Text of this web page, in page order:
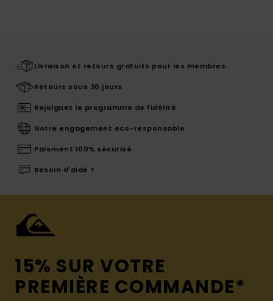
Livraison et retours gratuits pour les membres
Retours sous 30 jours
Rejoignez le programme de fidélité
Notre engagement eco-responsable
Paiement 100% sécurisé
Besoin d'aide ?
15% SUR VOTRE
PREMIÈRE COMMANDE*